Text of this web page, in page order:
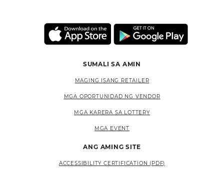
SUMALI SA AMIN
MAGING ISANG RETAILER
MGA OPORTUNIDAD NG VENDOR
MGA KARERA SA LOTTERY
MGA EVENT
ANG AMING SITE
ACCESSIBILITY CERTIFICATION (PDF)